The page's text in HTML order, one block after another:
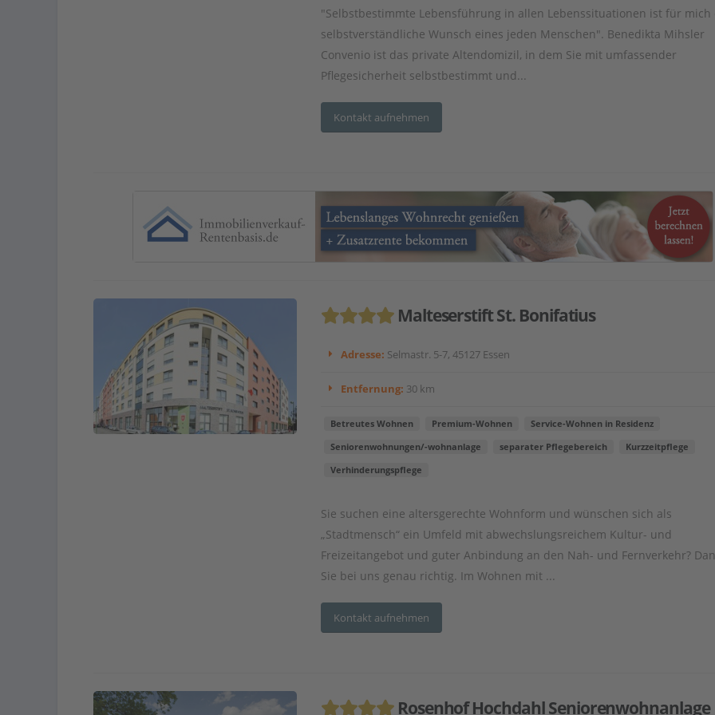
"Selbstbestimmte Lebensführung in allen Lebenssituationen ist für mich
selbstverständliche Wunsch eines jeden Menschen". Benedikta Mihsler
Convenio ist das private Altendomizil, in dem Sie mit umfassender
Pflegesicherheit selbstbestimmt und...
Kontakt aufnehmen
Malteserstift St. Bonifatius
Adresse: Selmastr. 5-7, 45127 Essen
Entfernung: 30 km
Betreutes Wohnen Premium-Wohnen Service-Wohnen in Residenz
Seniorenwohnungen/-wohnanlage separater Pflegebereich Kurzzeitpflege
Verhinderungspflege
Sie suchen eine altersgerechte Wohnform und wünschen sich als
„Stadtmensch“ ein Umfeld mit abwechslungsreichem Kultur- und
Freizeitangebot und guter Anbindung an den Nah- und Fernverkehr?
Sie bei uns genau richtig. Im Wohnen mit ...
Kontakt aufnehmen
Rosenhof Hochdahl Seniorenwohnanlage